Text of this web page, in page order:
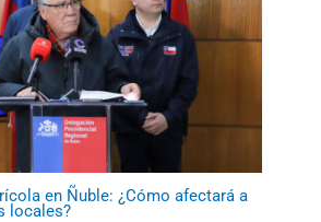
en Ñuble: ¿Cómo afectará a
locales?